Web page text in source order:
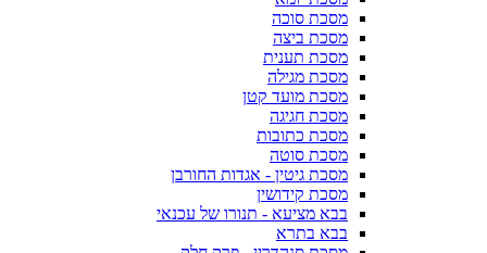
מסכת סוכה
מסכת ביצה
מסכת תענית
מסכת מגילה
מסכת מועד קטן
מסכת חגיגה
מסכת כתובות
מסכת סוטה
מסכת גיטין - אגדות החורבן
מסכת קידושין
בבא מציעא - תנורו של עכנאי
בבא בתרא